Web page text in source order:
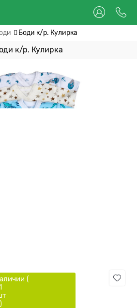
Боди к/р. Кулирка
к/р. Кулирка
(
)